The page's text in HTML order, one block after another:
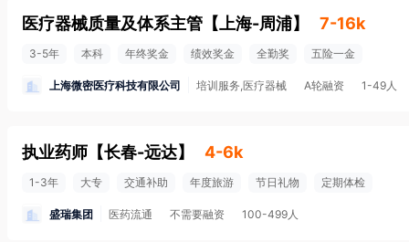
医疗器械质量及体系主管 【 上海-周浦】 7-16k
3-5年 本科 年终奖金 绩效奖金 全勤奖 五险一金
上海微密医疗科技有限公司 培训服务,医疗器械 A轮融资 1-49人
执业药师 【长春-远达】 4-6k
1-3年 大专 交通补助 年度旅游 节日礼物 定期体检
盛瑞集团 医药流通 不需要融资 100-499人